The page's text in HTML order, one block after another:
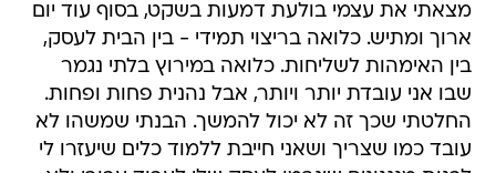
מצאתי את עצמי בולעת דמעות בשקט, בסוף עוד יום
ארוך ומתיש. כלואה בריצוי תמידי - בין הבית לעסק,
בין האימהות לשליחות. כלואה במירוץ בלתי נגמר
שבו אני עובדת יותר ויותר, אבל נהנית פחות ופחות.
החלטתי שכך זה לא יכול להמשך. הבנתי שמשהו לא
עובד כמו שצריך ושאני חייבת ללמוד כלים שיעזרו לי